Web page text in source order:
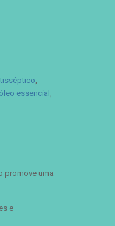
,
óleo essencial ,
promove uma
e